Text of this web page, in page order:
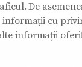
De
informații cu
informații